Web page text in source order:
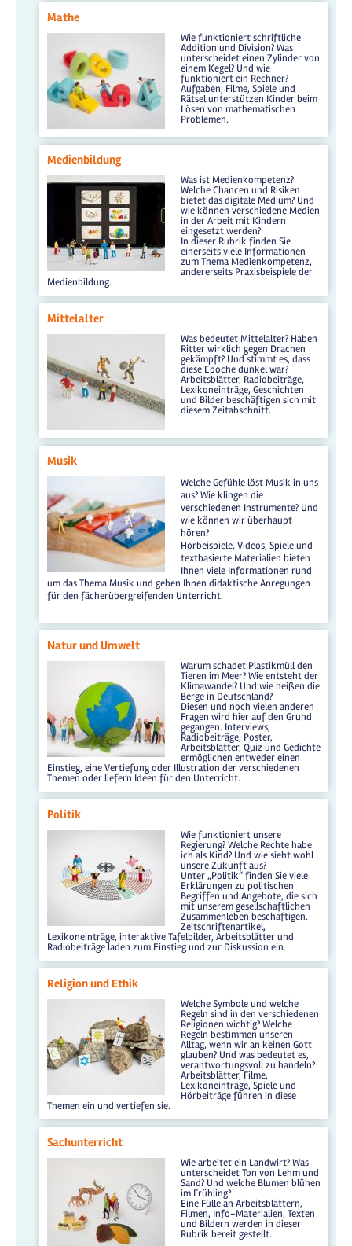
Mathe
Wie funktioniert schriftliche
Addition und Division? Was
unterscheidet einen Zylinder von
einem Kegel? Und wie
funktioniert ein Rechner?
Aufgaben, Filme, Spiele und
Rätsel unterstützen Kinder beim
Lösen von mathematischen
Problemen.
Medienbildung
Was ist Medienkompetenz?
Welche Chancen und Risiken
bietet das digitale Medium? Und
wie können verschiedene Medien
in der Arbeit mit Kindern
eingesetzt werden?
In dieser Rubrik finden Sie
einerseits viele Informationen
zum Thema Medienkompetenz,
andererseits Praxisbeispiele der
Medienbildung.
Mittelalter
Was bedeutet Mittelalter? Haben
Ritter wirklich gegen Drachen
gekämpft? Und stimmt es, dass
diese Epoche dunkel war?
Arbeitsblätter, Radiobeiträge,
Lexikoneinträge, Geschichten
und Bilder beschäftigen sich mit
diesem Zeitabschnitt.
Musik
Welche Gefühle löst Musik in uns
aus? Wie klingen die
verschiedenen Instrumente? Und
wie können wir überhaupt
hören?
Hörbeispiele, Videos, Spiele und
textbasierte Materialien bieten
Ihnen viele Informationen rund
um das Thema Musik und geben Ihnen didaktische Anregungen
für den fächerübergreifenden Unterricht.
Natur und Umwelt
Warum schadet Plastikmüll den
Tieren im Meer? Wie entsteht der
Klimawandel? Und wie heißen die
Berge in Deutschland?
Diesen und noch vielen anderen
Fragen wird hier auf den Grund
gegangen. Interviews,
Radiobeiträge, Poster,
Arbeitsblätter, Quiz und Gedichte
ermöglichen entweder einen
Einstieg, eine Vertiefung oder Illustration der verschiedenen
Themen oder liefern Ideen für den Unterricht.
Politik
Wie funktioniert unsere
Regierung? Welche Rechte habe
ich als Kind? Und wie sieht wohl
unsere Zukunft aus?
Unter „Politik“ finden Sie viele
Erklärungen zu politischen
Begriffen und Angebote, die sich
mit unserem gesellschaftlichen
Zusammenleben beschäftigen.
Zeitschriftenartikel,
Lexikoneinträge, interaktive Tafelbilder, Arbeitsblätter und
Radiobeiträge laden zum Einstieg und zur Diskussion ein.
Religion und Ethik
Welche Symbole und welche
Regeln sind in den verschiedenen
Religionen wichtig? Welche
Regeln bestimmen unseren
Alltag, wenn wir an keinen Gott
glauben? Und was bedeutet es,
verantwortungsvoll zu handeln?
Arbeitsblätter, Filme,
Lexikoneinträge, Spiele und
Hörbeiträge führen in diese
Themen ein und vertiefen sie.
Sachunterricht
Wie arbeitet ein Landwirt? Was
unterscheidet Ton von Lehm und
Sand? Und welche Blumen blühen
im Frühling?
Eine Fülle an Arbeitsblättern,
Filmen, Info-Materialien, Texten
und Bildern werden in dieser
Rubrik bereit gestellt.